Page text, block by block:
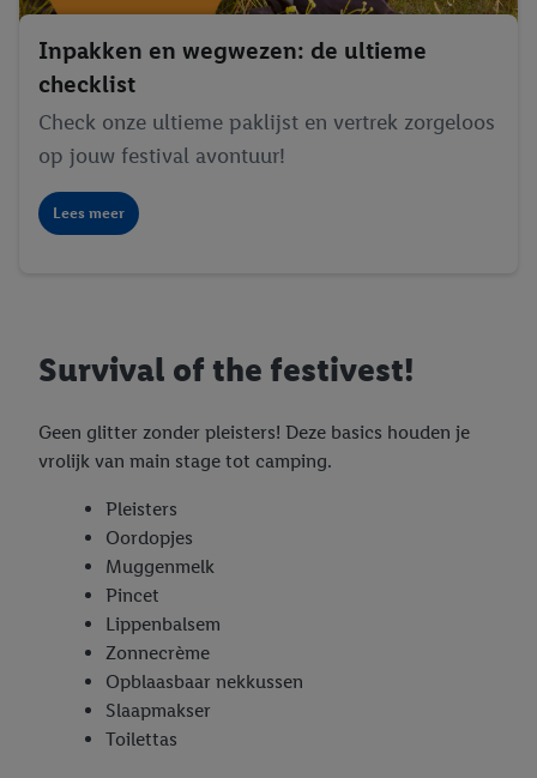
Inpakken en wegwezen: de ultieme
checklist
Check onze ultieme paklijst en vertrek zorgeloos
op jouw festival avontuur!
Lees meer
Survival of the festivest!
Geen glitter zonder pleisters! Deze basics houden je
vrolijk van main stage tot camping.
Pleisters
Oordopjes
Muggenmelk
Pincet
Lippenbalsem
Zonnecrème
Opblaasbaar nekkussen
Slaapmakser
Toilettas